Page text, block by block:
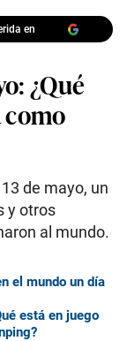
en
¿Qué
como
de mayo, un
y otros
al mundo.
el mundo un día
está en juego